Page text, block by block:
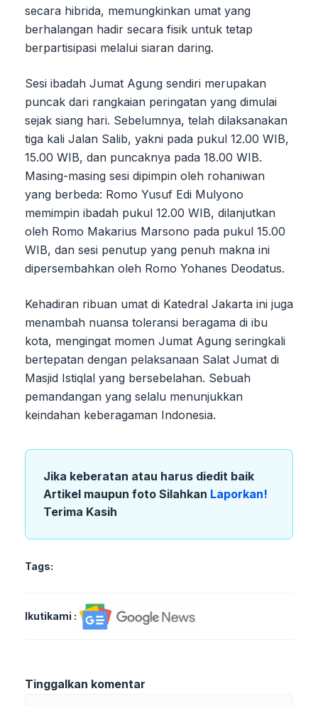
secara hibrida, memungkinkan umat yang
berhalangan hadir secara fisik untuk tetap
berpartisipasi melalui siaran daring.
Sesi ibadah Jumat Agung sendiri merupakan
puncak dari rangkaian peringatan yang dimulai
sejak siang hari. Sebelumnya, telah dilaksanakan
tiga kali Jalan Salib, yakni pada pukul 12.00 WIB,
15.00 WIB, dan puncaknya pada 18.00 WIB.
Masing-masing sesi dipimpin oleh rohaniwan
yang berbeda: Romo Yusuf Edi Mulyono
memimpin ibadah pukul 12.00 WIB, dilanjutkan
oleh Romo Makarius Marsono pada pukul 15.00
WIB, dan sesi penutup yang penuh makna ini
dipersembahkan oleh Romo Yohanes Deodatus.
Kehadiran ribuan umat di Katedral Jakarta ini juga
menambah nuansa toleransi beragama di ibu
kota, mengingat momen Jumat Agung seringkali
bertepatan dengan pelaksanaan Salat Jumat di
Masjid Istiqlal yang bersebelahan. Sebuah
pemandangan yang selalu menunjukkan
keindahan keberagaman Indonesia.
Jika keberatan atau harus diedit baik
Artikel maupun foto Silahkan Laporkan!
Terima Kasih
Tags:
Ikutikami :
Tinggalkan komentar